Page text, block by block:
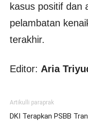
kasus positif dan
pelambatan
terakhir.
Editor: Aria
Artikulli paraprak
DKI Terapkan PSBB